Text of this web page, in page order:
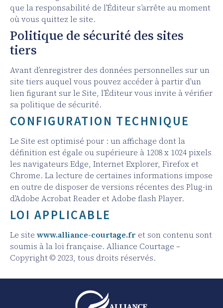
que la responsabilité de l’Éditeur s’arrête au moment
où vous quittez le site.
Politique de sécurité des sites
tiers
Avant d’enregistrer des données personnelles sur un
site tiers auquel vous pouvez accéder à partir d’un
lien figurant sur le Site, l’Éditeur vous invite à vérifier
sa politique de sécurité.
CONFIGURATION TECHNIQUE
Le Site est optimisé pour : un affichage dont la
définition est égale ou supérieure à 1208 x 1024 pixels
les navigateurs Edge, Internet Explorer, Firefox et
Chrome. La lecture de certaines informations impose
en outre de disposer de versions récentes des Plug-in
d’Adobe Acrobat Reader et Adobe flash Player.
LOI APPLICABLE
Le site www.alliance-courtage.fr et son contenu sont
soumis à la loi française. Alliance Courtage –
Copyright © 2023, tous droits réservés.